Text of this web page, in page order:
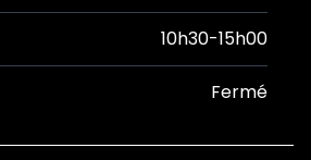
10h30-15h00
Fermé